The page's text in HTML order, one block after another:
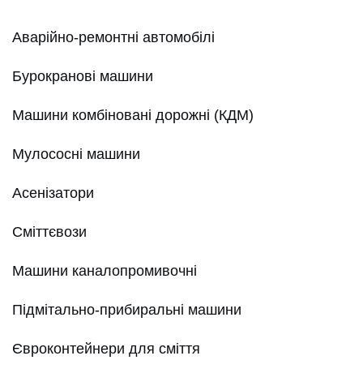
Аварійно-ремонтні автомобілі
Бурокранові машини
Машини комбіновані дорожні (КДМ)
Мулососні машини
Асенізатори
Сміттєвози
Машини каналопромивочні
Підмітально-прибиральні машини
Євроконтейнери для сміття